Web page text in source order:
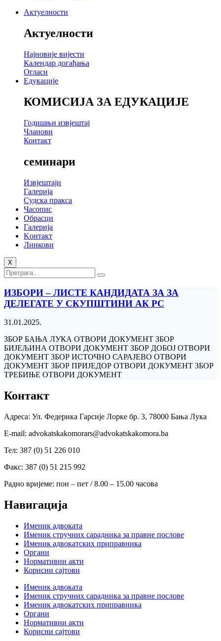
Актуелности
Актуелности
Најновије вијести
Календар догађања
Огласи
Едукације
КОМИСИЈА ЗА ЕДУКАЦИЈЕ
Годишњи извјештај
Чланови
Контакт
семинари
Извјештаји
Галерија
Судска пракса
Часопис
Обрасци
Галерија
Kонтакт
Линкови
X
ИЗБОРИ – ЛИСТЕ КАНДИДАТА ЗА ЗА
ДЕЛЕГАТЕ У СКУПШТИНИ АК РС
31.01.2025.
ЗБОР БАЊА ЛУКА ОТВОРИ ДОКУМЕНТ ЗБОР
БИЈЕЉИНА ОТВОРИ ДОКУМЕНТ ЗБОР ДОБОЈ ОТВОРИ
ДОКУМЕНТ ЗБОР ИСТОЧНО САРАЈЕВО ОТВОРИ
ДОКУМЕНТ ЗБОР ПРИЈЕДОР ОТВОРИ ДОКУМЕНТ ЗБОР
ТРЕБИЊЕ ОТВОРИ ДОКУМЕНТ
Контакт
Адреса: Ул. Федерика Гарсије Лорке бр. 3, 78000 Бања Лука
Е-mail: advokatskakomorars@advokatskakomora.ba
Тел: 387 (0) 51 226 010
Факс: 387 (0) 51 215 992
Радно вријеме: пон – пет / 8.00 – 15.00 часова
Навигација
Именик адвоката
Именик стручних сарадника за правне послове
Именик адвокатских приправника
Органи
Нормативни акти
Корисни сајтови
Именик адвоката
Именик стручних сарадника за правне послове
Именик адвокатских приправника
Органи
Нормативни акти
Корисни сајтови